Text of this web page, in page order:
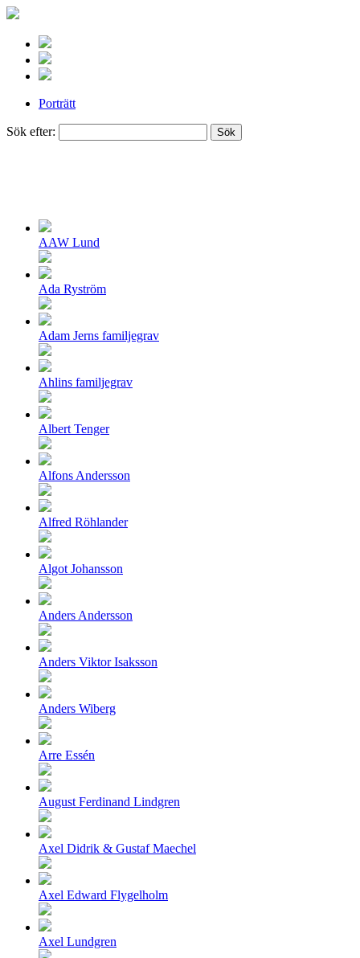
Porträtt
Sök efter:
AAW Lund
Ada Ryström
Adam Jerns familjegrav
Ahlins familjegrav
Albert Tenger
Alfons Andersson
Alfred Röhlander
Algot Johansson
Anders Andersson
Anders Viktor Isaksson
Anders Wiberg
Arre Essén
August Ferdinand Lindgren
Axel Didrik & Gustaf Maechel
Axel Edward Flygelholm
Axel Lundgren